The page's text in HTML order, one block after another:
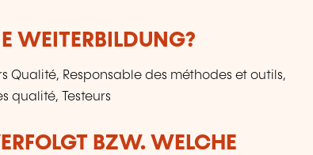
WEITERBILDUNG?
Qualité, Responsable des méthodes et outils,
qualité, Testeurs
BZW. WELCHE